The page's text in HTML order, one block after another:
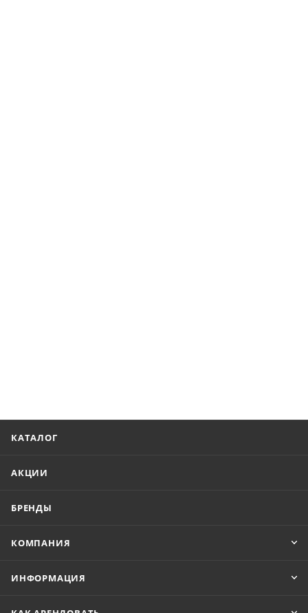
КАТАЛОГ
АКЦИИ
БРЕНДЫ
КОМПАНИЯ
ИНФОРМАЦИЯ